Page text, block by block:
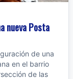
nueva Posta
de una
en el barrio
de las